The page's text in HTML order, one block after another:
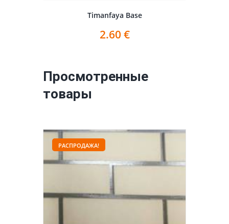
Timanfaya Base
2.60 €
Просмотренные
товары
РАСПРОДАЖА!